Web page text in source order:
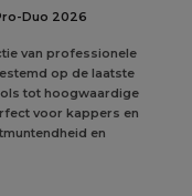
Duo 2026
van professionele
op de laatste
tot hoogwaardige
voor kappers en
en